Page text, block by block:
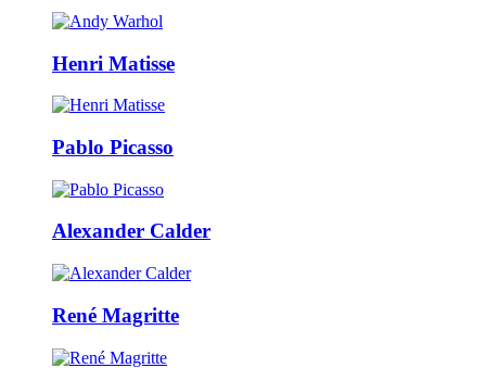
Henri Matisse
Pablo Picasso
Alexander Calder
René Magritte